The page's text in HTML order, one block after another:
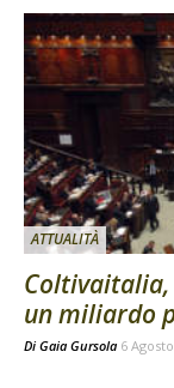
ATTUALITÀ
un miliardo
Di Gaia Gursola 6